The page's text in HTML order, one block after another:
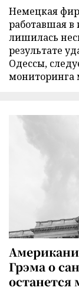
Немецкая
работавшая в
лишилась
результате
Одессы,
мониторинга
Грэма о